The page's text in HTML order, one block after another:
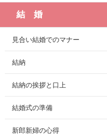
結 婚
見合い結婚でのマナー
結納
結納の挨拶と口上
結婚式の準備
新郎新婦の心得